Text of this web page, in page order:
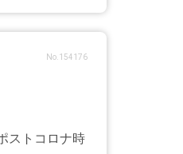
No.154176
ストコロナ時